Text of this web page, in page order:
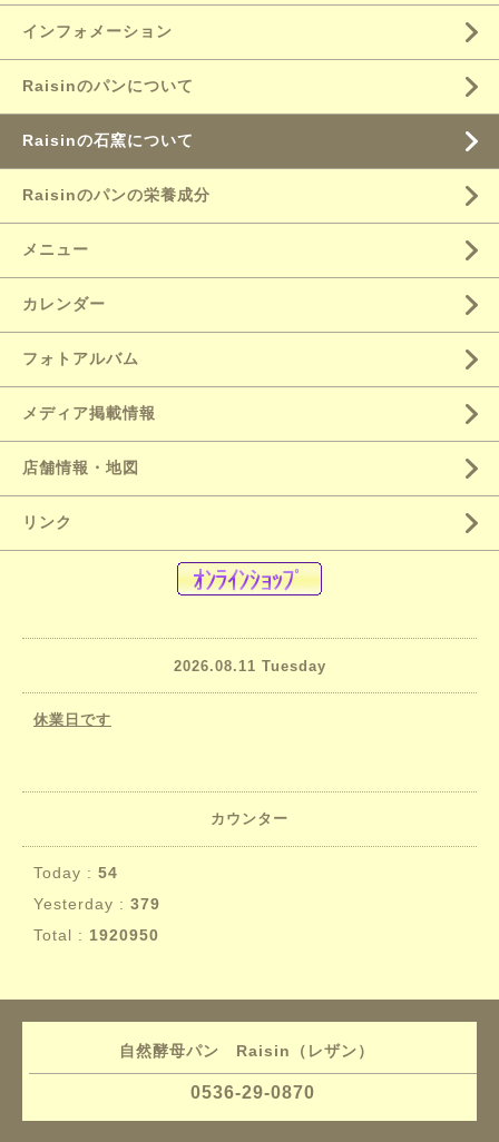
インフォメーション
Raisinのパンについて
Raisinの石窯について
Raisinのパンの栄養成分
メニュー
カレンダー
フォトアルバム
メディア掲載情報
店舗情報・地図
リンク
2026.08.11 Tuesday
休業日です
カウンター
Today : 54
Yesterday : 379
Total : 1920950
自然酵母パン Raisin（レザン）
0536-29-0870